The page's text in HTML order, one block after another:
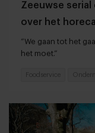
Zeeuwse serial
over het
“We gaan tot het
het moet.”
Foodservice